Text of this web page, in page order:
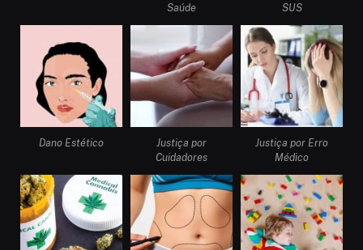
Saúde
SUS
Dano Estético
Justiça por
Cuidadores
Justiça por Erro
Médico